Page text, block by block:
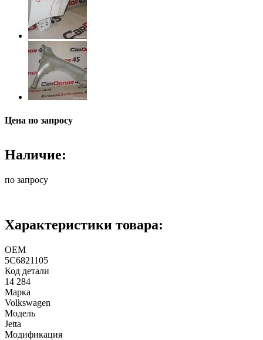
Цена по запросу
Наличие:
по запросу
Характеристики товара:
ОЕМ
5C6821105
Код детали
14 284
Марка
Volkswagen
Модель
Jetta
Модификация